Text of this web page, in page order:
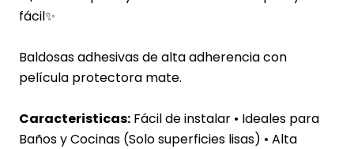
fácil✨
Baldosas adhesivas de alta adherencia con
película protectora mate.
Caracteristicas: Fácil de instalar • Ideales para
Baños y Cocinas (Solo superficies lisas) • Alta